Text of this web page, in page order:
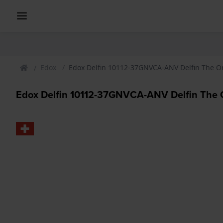
Edox Edox Delfin 10112-37GNVCA-ANV Delfin The
Edox Delfin 10112-37GNVCA-ANV Delfin